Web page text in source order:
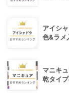
アイシ
色&ラメ
マニキ
乾タイ